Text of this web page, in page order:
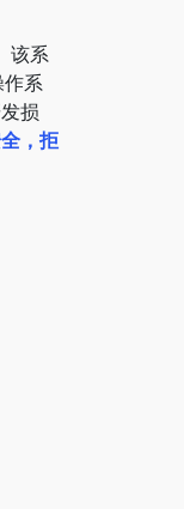
该系
作系
损
，拒